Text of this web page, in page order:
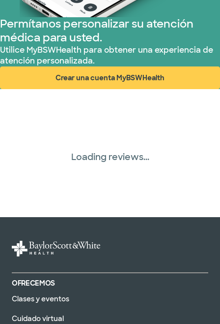
Tricare (3 planes)
TriWest HealthCare (1 planes)
United HealthCare (33 planes)
WellMed (15 planes)
Permítanos personalizar su atención
médica para usted.
Utilice MyBSWHealth para obtener una experiencia de
atención personalizada.
Crear una cuenta MyBSWHealth
(abre en ventana nueva)
Loading reviews...
OFRECEMOS
Clases y eventos
Cuidado virtual